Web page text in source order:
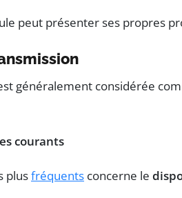
peut présenter ses propres
généralement considérée
courants
plusfréquents concerne le